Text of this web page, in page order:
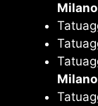
Milano
Milano